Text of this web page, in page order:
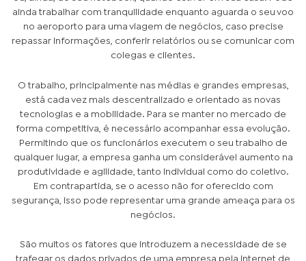
ainda trabalhar com tranquilidade enquanto aguarda o seu voo
no aeroporto para uma viagem de negócios, caso precise
repassar informações, conferir relatórios ou se comunicar com
colegas e clientes.
O trabalho, principalmente nas médias e grandes empresas,
está cada vez mais descentralizado e orientado as novas
tecnologias e a mobilidade. Para se manter no mercado de
forma competitiva, é necessário acompanhar essa evolução.
Permitindo que os funcionários executem o seu trabalho de
qualquer lugar, a empresa ganha um considerável aumento na
produtividade e agilidade, tanto individual como do coletivo.
Em contrapartida, se o acesso não for oferecido com
segurança, isso pode representar uma grande ameaça para os
negócios.
São muitos os fatores que introduzem a necessidade de se
trafegar os dados privados de uma empresa pela internet de